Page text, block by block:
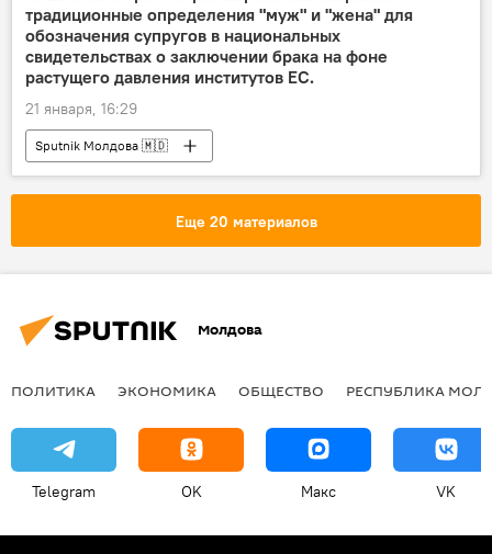
традиционные определения "муж" и "жена" для
обозначения супругов в национальных
свидетельствах о заключении брака на фоне
растущего давления институтов ЕС.
21 января, 16:29
Sputnik Молдова 🇲🇩
Еще 20 материалов
Молдова
ПОЛИТИКА ЭКОНОМИКА ОБЩЕСТВО РЕСПУБЛИКА
Telegram OK Макс VK